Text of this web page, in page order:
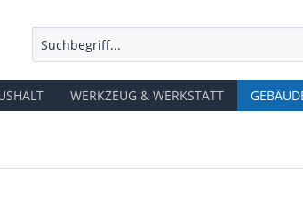
WERKZEUG & WERKSTATT